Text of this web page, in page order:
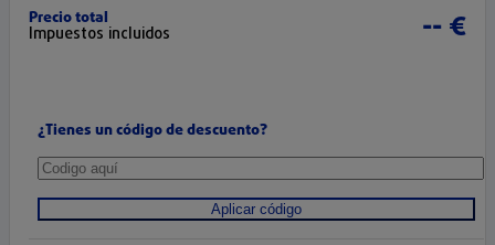
Precio total
Impuestos incluidos
-- €
¿Tienes un código de descuento?
Aplicar código